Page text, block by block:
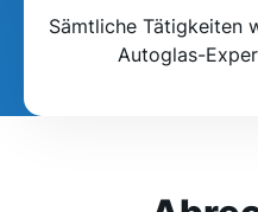
Sämtliche Tätigkeiten
Autoglas-